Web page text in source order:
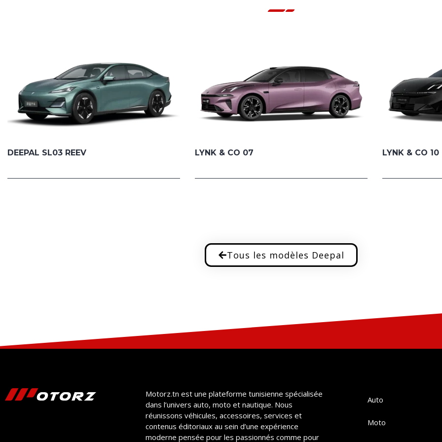
DEEPAL SL03 REEV LYNK & CO 07 LYNK & CO 10
Tous les modèles Deepal
Motorz.tn est une plateforme tunisienne spécialisée
dans l’univers auto, moto et nautique. Nous
réunissons véhicules, accessoires, services et
contenus éditoriaux au sein d’une expérience
moderne pensée pour les passionnés comme pour
Auto
Moto